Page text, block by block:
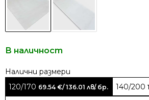
В наличност
120/170 69.54€/ 136.01 лв./ бр. 140/200
Alternative: